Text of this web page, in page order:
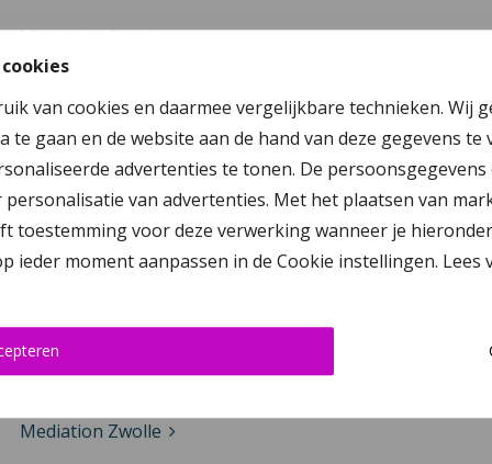
van cookies en daarmee vergelijkbare technieken. Wij
gaan en de website aan de hand van deze gegevens
advertenties te tonen. De
van advertenties. Met het plaatsen van
toestemming voor deze verwerking wanneer je hieronder
ieder moment aanpassen in de Cookie instellingen.
Mediation Almelo
Mediation Deventer
Mediation Enschede
Mediation Genemuiden
Mediation Hengelo
Mediation Kampen
Mediation Raalte
Mediation Steenwijk
Mediation Zwolle